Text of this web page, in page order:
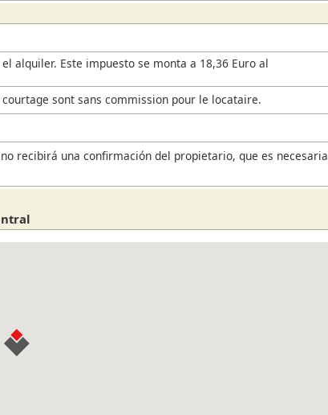
alquiler. Este impuesto se monta a 18,36 Euro al
sont sans commission pour le locataire.
recibirá una confirmación del propietario, que es necesaria